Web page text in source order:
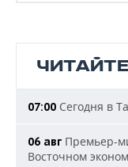
07:00 Сегодня в
06 авг Премьер-
Восточном